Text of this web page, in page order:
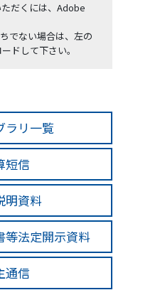
だくには、Adobe
でない場合は、左の
ドして下さい。
ラリ一覧
短信
明資料
等法定開示資料
通信